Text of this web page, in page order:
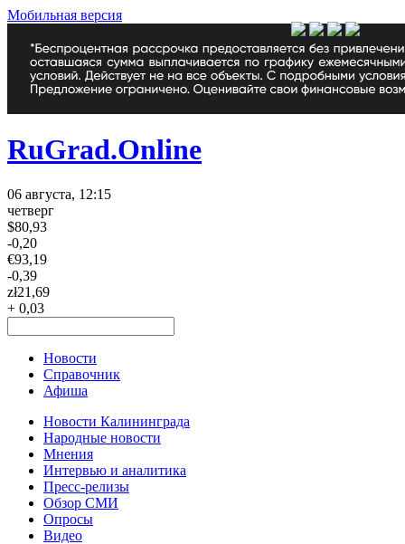
Мобильная версия
RuGrad.Online
06 августа, 12:15
четверг
$80,93
-0,20
€93,19
-0,39
zł21,69
+ 0,03
Новости
Справочник
Афиша
Новости Калининграда
Народные новости
Мнения
Интервью и аналитика
Пресс-релизы
Обзор СМИ
Опросы
Видео